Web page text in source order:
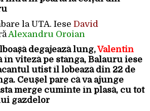
la UTA. Iese David
Alexandru Oroian
degajează lung,Valentin
în viteză pe stânga, Balauru iese
utist îl lobează din 22 de
Ceușel pare că va ajunge
merge cuminte în plasă, cu tot
gazdelor